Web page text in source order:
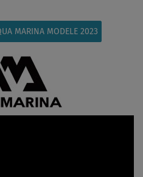
MARINA MODELE 2023